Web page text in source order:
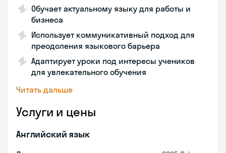
Обучает актуальному языку для работы и
бизнеса
Использует коммуникативный подход для
преодоления языкового барьера
Адаптирует уроки под интересы учеников
для увлекательного обучения
Читать дальше
Услуги и цены
Английский язык